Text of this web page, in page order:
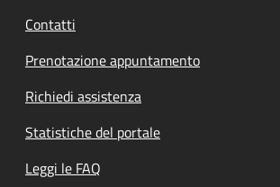
Contatti
Prenotazione appuntamento
Richiedi assistenza
Statistiche del portale
Leggi le FAQ